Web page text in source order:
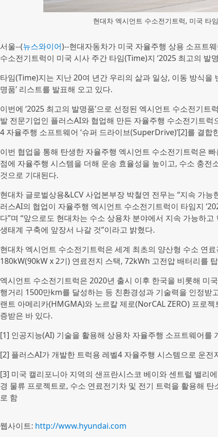
현대차 엑시언트 수소전기트럭, 미국 타
서울--(뉴스와이어)--현대자동차가 미국 자율주행 상용 소프트
수소전기트럭이 미국 시사 주간 타임(Time)지 ‘2025 최고의
타임(Time)지는 지난 20여 년간 우리의 삶과 일상, 이동 방식을
명품’ 리스트를 발표해 오고 있다.
이번에 ‘2025 최고의 발명품’으로 선정된 엑시언트 수소전기
발 전문기업인 플러스AI와 협업해 만든 자율주행 수소전기트
4 자율주행 소프트웨어 ‘슈퍼 드라이브(SuperDrive)’[2]를 결합
이번 협업을 통해 탄생한 자율주행 엑시언트 수소전기트럭은
점에 자율주행 시스템을 더해 운송 효율성을 높이고, 수소 충
것으로 기대된다.
현대차 글로벌상용&LCV 사업본부장 박철연 전무는 “지속 가
러스AI의 협업이 자율주행 엑시언트 수소전기트럭이 타임지
다”며 “앞으로도 현대차는 수소 상용차 분야에서 지속 가능하
생태계 구축에 앞장서 나갈 것”이라고 밝혔다.
현대차 엑시언트 수소전기트럭은 세계 최초의 양산형 수소 연
180kW(90kW x 2기) 연료전지 스택, 72kWh 고전압 배터리를
엑시언트 수소전기트럭은 2020년 출시 이후 한국을 비롯해 미
행거리 1500만km를 달성하는 등 친환경성과 기술력을 인정받
랜트 아메리카(HMGMA)와 노르칼 제로(NorCAL ZERO) 프로
증받은 바 있다.
[1] 인공지능(AI) 기술을 활용해 상용차 자율주행 소프트웨어를
[2] 플러스AI가 개발한 트럭용 레벨4 자율주행 시스템으로 운
[3] 미국 캘리포니아 지역의 샌프란시스코 베이와 센트럴 밸리
경 물류 프로젝트로, 수소 연료전기차 및 전기 트럭을 활용해
로 함
웹사이트: http://www.hyundai.com